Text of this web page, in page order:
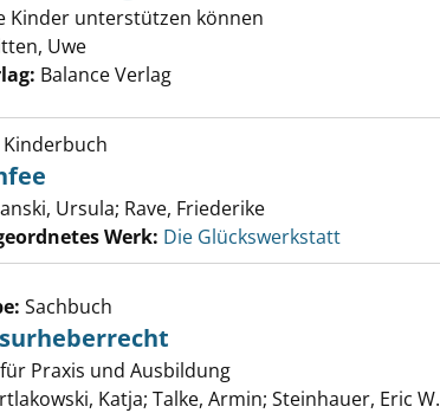
Kinder unterstützen können
Uwe
Balance Verlag
Kinderbuch
Ursula; Rave, Friederike
Werk: Die Glückswerkstatt
Bibliotheksurheberrecht anzeigen
Sachbuch
Praxis und Ausbildung
Katja; Talke, Armin; Steinhauer, Eric W.